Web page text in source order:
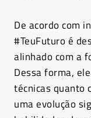
De acordo com
#TeuFuturo é
alinhado com a
Dessa forma,
técnicas quanto
uma evolução